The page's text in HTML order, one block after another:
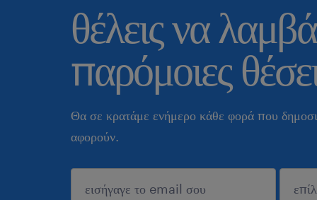
θέλεις να
παρόμοιες
Θα σε κρατάμε ενήμερο κάθε φορά που
αφορούν.